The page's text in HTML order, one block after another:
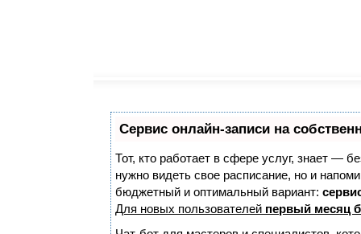
Сервис онлайн-записи на
Тот, кто работает в сфере услуг, знает —
нужно видеть свое расписание, но и
бюджетный и оптимальный вариант:
Для новых пользователей первый месяц